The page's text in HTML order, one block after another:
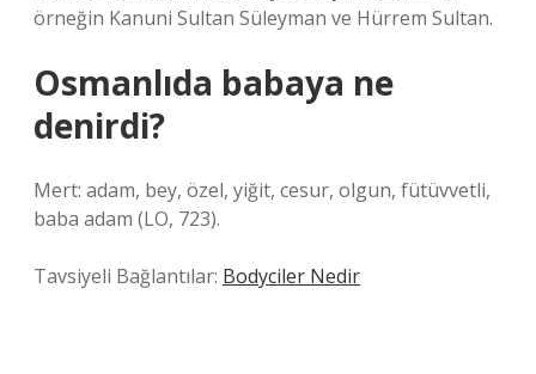
örneğin Kanuni Sultan Süleyman ve Hürrem Sultan.
Osmanlıda babaya ne
denirdi?
Mert: adam, bey, özel, yiğit, cesur, olgun, fütüvvetli,
baba adam (LO, 723).
Tavsiyeli Bağlantılar: Bodyciler Nedir